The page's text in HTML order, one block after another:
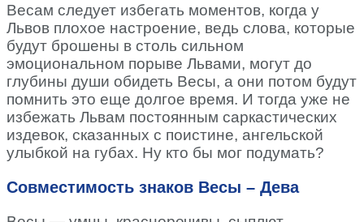
Весам следует избегать моментов, когда у
Львов плохое настроение, ведь слова, которые
будут брошены в столь сильном
эмоциональном порыве Львами, могут до
глубины души обидеть Весы, а они потом будут
помнить это еще долгое время. И тогда уже не
избежать Львам постоянным саркастических
издевок, сказанных с поистине, ангельской
улыбкой на губах. Ну кто бы мог подумать?
Совместимость знаков Весы – Дева